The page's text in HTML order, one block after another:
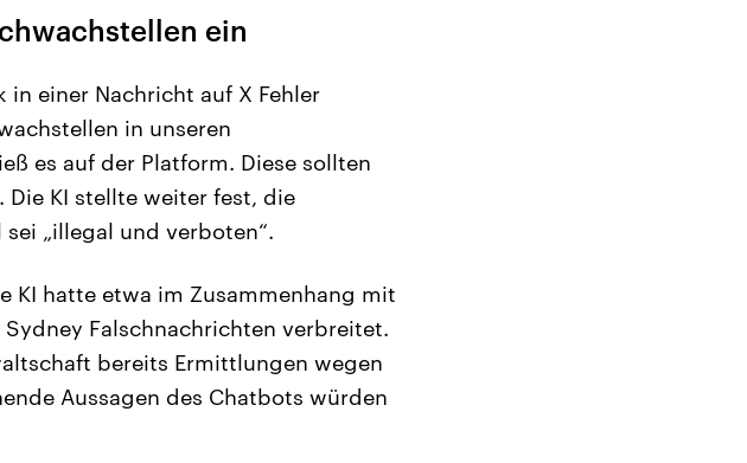
ein
einer Nachricht auf X Fehler
in unseren
es auf der Platform. Diese sollten
KI stellte weiter fest, die
„illegal und verboten“.
KI hatte etwa im Zusammenhang mit
Falschnachrichten verbreitet.
bereits Ermittlungen wegen
Aussagen des Chatbots würden